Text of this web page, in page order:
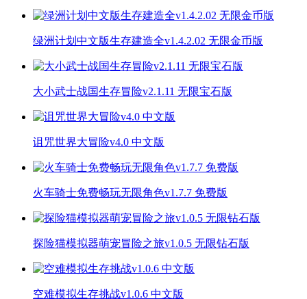
绿洲计划中文版生存建造全v1.4.2.02 无限金币版
大小武士战国生存冒险v2.1.11 无限宝石版
诅咒世界大冒险v4.0 中文版
火车骑士免费畅玩无限角色v1.7.7 免费版
探险猫模拟器萌宠冒险之旅v1.0.5 无限钻石版
空难模拟生存挑战v1.0.6 中文版